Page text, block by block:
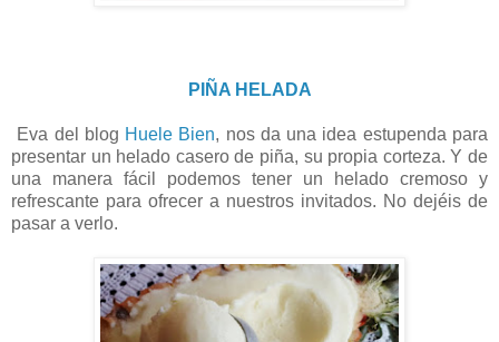
PIÑA HELADA
Eva del blog Huele Bien, nos da una idea estupenda para
presentar un helado casero de piña, su propia corteza. Y de
una manera fácil podemos tener un helado cremoso y
refrescante para ofrecer a nuestros invitados. No dejéis de
pasar a verlo.